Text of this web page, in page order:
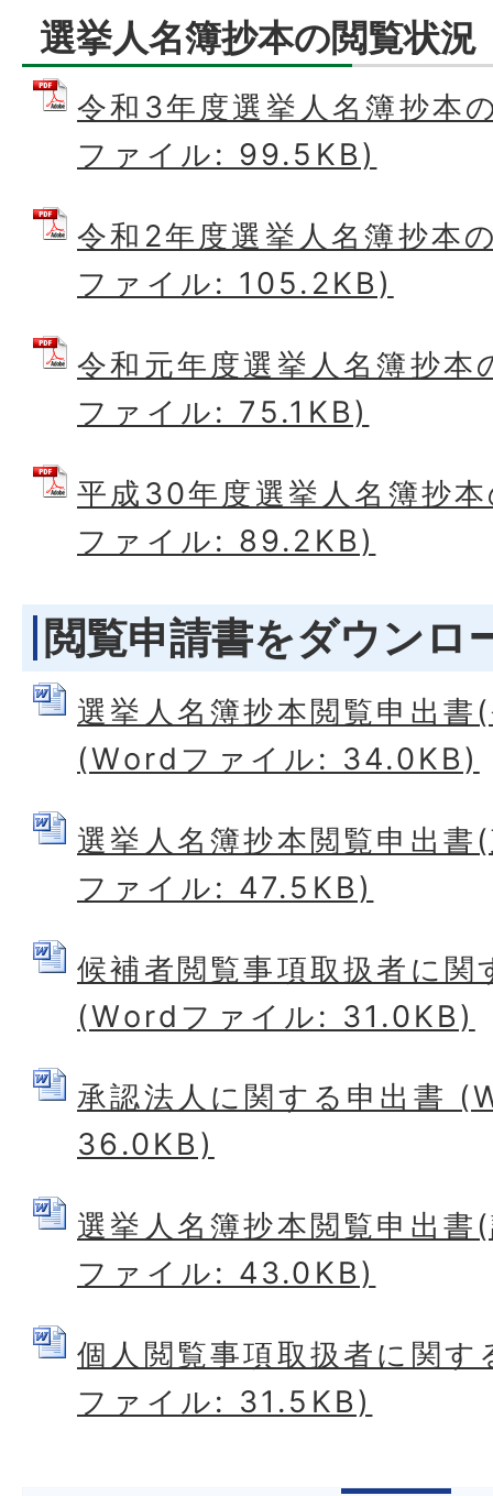
選挙人名簿抄本の閲覧状況
令和3年度選挙人名簿抄本
ファイル: 99.5KB)
令和2年度選挙人名簿抄本
ファイル: 105.2KB)
令和元年度選挙人名簿抄
ファイル: 75.1KB)
平成30年度選挙人名簿抄
ファイル: 89.2KB)
閲覧申請書をダウンロ
選挙人名簿抄本閲覧申出書
(Wordファイル: 34.0KB)
選挙人名簿抄本閲覧申出
ファイル: 47.5KB)
候補者閲覧事項取扱者に関
(Wordファイル: 31.0KB)
承認法人に関する申出書
36.0KB)
選挙人名簿抄本閲覧申出
ファイル: 43.0KB)
個人閲覧事項取扱者に関
ファイル: 31.5KB)